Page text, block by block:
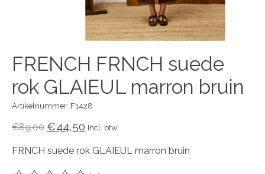
FRENCH FRNCH suede
rok GLAIEUL marron bruin
Artikelnummer: F1428
€89,00 €44,50 Incl. btw
FRNCH suede rok GLAIEUL marron bruin